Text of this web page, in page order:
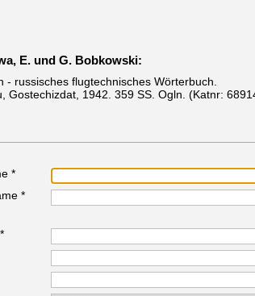
E. und G. Bobkowski:
- russisches flugtechnisches Wörterbuch.
Gostechizdat, 1942. 359 SS. Ogln. (Katnr:
*
*